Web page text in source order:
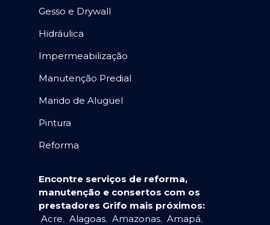
Gesso e Drywall
Hidráulica
Impermeabilização
Manutenção Predial
Marido de Aluguel
Pintura
Reforma
Encontre serviços de reforma,
manutenção e consertos com os
prestadores Grifo mais próximos:
Acre, Alagoas, Amazonas, Amapá,